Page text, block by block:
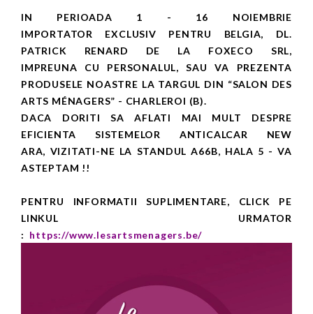
IN PERIOADA 1 - 16 NOIEMBRIE
IMPORTATOR EXCLUSIV PENTRU BELGIA, DL.
PATRICK RENARD DE LA FOXECO SRL,
IMPREUNA CU PERSONALUL, SAU VA PREZENTA
PRODUSELE NOASTRE LA TARGUL DIN “SALON DES
ARTS MÉNAGERS” - CHARLEROI (B).
DACA DORITI SA AFLATI MAI MULT DESPRE
EFICIENTA SISTEMELOR ANTICALCAR NEW
ARA, VIZITATI-NE LA STANDUL A66B, HALA 5 - VA
ASTEPTAM !!
PENTRU INFORMATII SUPLIMENTARE, CLICK PE
LINKUL URMATOR
: https://www.lesartsmenagers.be/